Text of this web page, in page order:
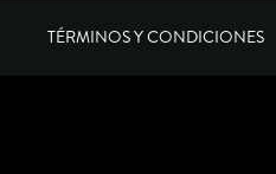
TÉRMINOS Y CONDICIONES